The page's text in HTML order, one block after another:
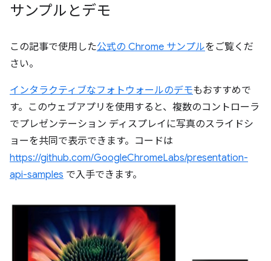
サンプルとデモ
この記事で使用した公式の Chrome サンプルをご覧くだ
さい。
インタラクティブなフォトウォールのデモもおすすめで
す。このウェブアプリを使用すると、複数のコントローラ
でプレゼンテーション ディスプレイに写真のスライドシ
ョーを共同で表示できます。コードは
https://github.com/GoogleChromeLabs/presentation-
api-samples で入手できます。